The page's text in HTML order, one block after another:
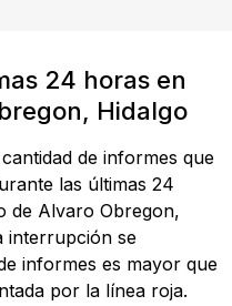
24 horas en
Hidalgo
de informes que
las últimas 24
de Alvaro Obregon,
interrupción se
informes es mayor que
por la línea roja.